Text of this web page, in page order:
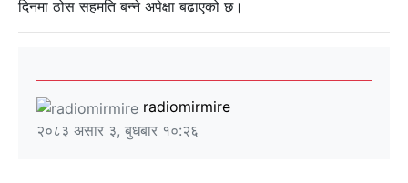
दिनमा ठोस सहमति बन्ने अपेक्षा बढाएको छ।
radiomirmire
२०८३ असार ३, बुधबार १०:२६